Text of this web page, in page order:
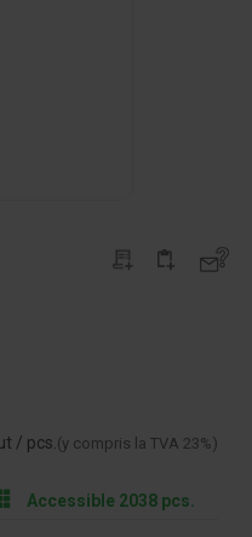
/ pcs.(y compris la TVA 23%)
Accessible 2038 pcs.